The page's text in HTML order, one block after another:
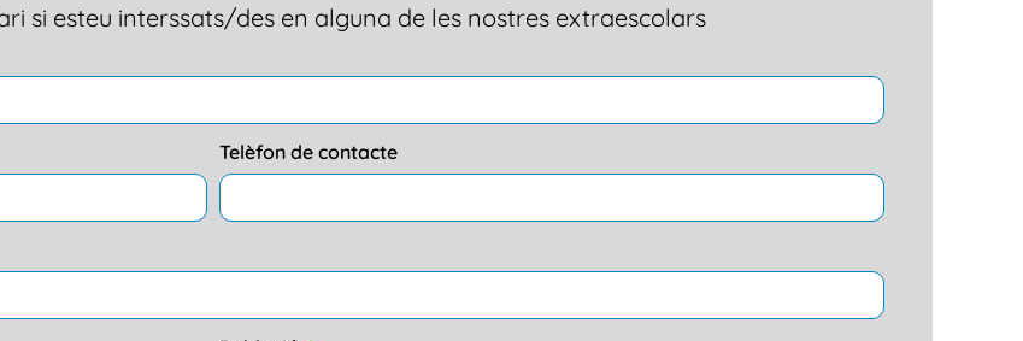
si esteu interssats/des en alguna de les nostres extraescolars
Telèfon de contacte